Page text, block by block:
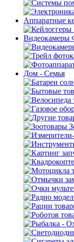
Аппаратные
Видеокамеры
Дом - Семья